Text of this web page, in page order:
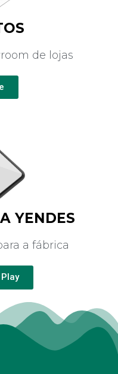
YENDES
a fábrica
de lojas